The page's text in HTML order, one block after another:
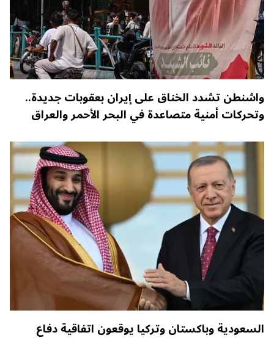
واشنطن تشدد الخناق على إيران بعقوبات جديدة..
وتحركات أمنية متصاعدة في البحر الأحمر والعراق
السعودية وباكستان وتركيا يوقعون اتفاقية دفاع